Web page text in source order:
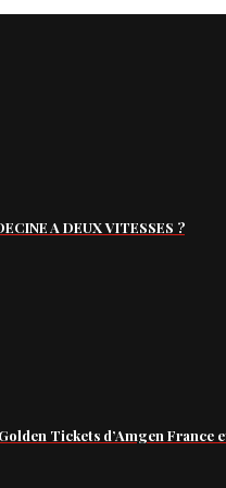
A DEUX VITESSES ?
Tickets d’Amgen France